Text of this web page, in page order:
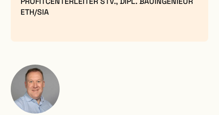
ETH/SIA